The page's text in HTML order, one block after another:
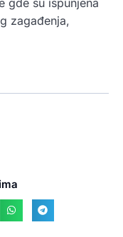
zagađenja,